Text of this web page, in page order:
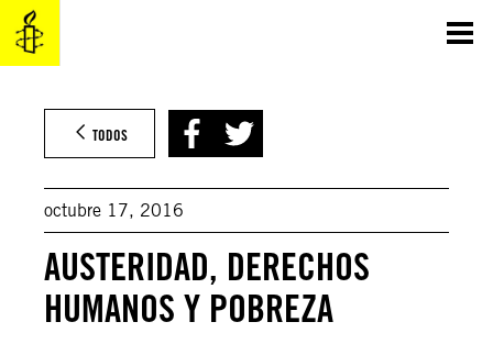
Saltar
contenido
TODOS
octubre 17, 2016
AUSTERIDAD, DERECHOS
HUMANOS Y POBREZA